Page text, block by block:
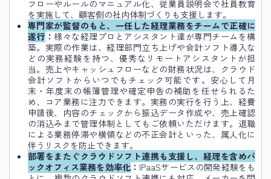
フローやルールのマニュアル化、従業員説明会で社員教育
を実施して、顧客側の社内体制づくりも支援します。
専門家が監督のもと、一任した経理業務をチームで正確に
遂行 ： 様々な経理プロとアシスタント達が専門チームを構
築。実際の作業は、経理部門立ち上げや会計ソフト導入な
どの実務経験を持つ、優秀なリモートアシスタントが担
当。売上やキャッシュフローなどの財務状況は、クラウド
会計ソフトからいつでもチェック可能です。安心して月
末・年度末の帳簿管理や確定申告の補助を任せられるた
め、コア業務に注力できます。実務の実行を行う上、経費
申請後、内容のチェックから振込データ作成や、売上確認
の消込みまで管理体制としてもご依頼いただけます。退職
による業務停滞や横領などの不正会計といった、属人化に
伴うリスクを防止できます。
部署をまたぐクラウドソフト連携も支援し、経理を含めバ
ックオフィス業務を効率化 ： IPaaSサービスの開発経験をも